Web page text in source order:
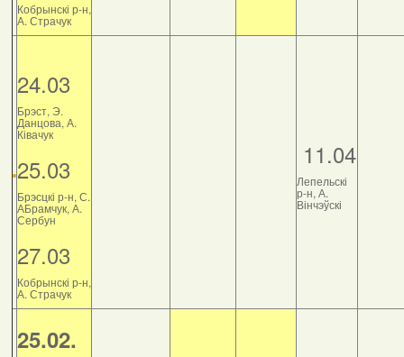
Кобрынскі р-н,
А. Страчук
24.03
Брэст, Э.
Данцова, А.
Ківачук
25.03
Брэсцкі р-н, С.
АБрамчук, А.
Сербун
27.03
Кобрынскі р-н,
А. Страчук
11.04
Лепельскі
р-н, А.
Вінчэўскі
25.02.